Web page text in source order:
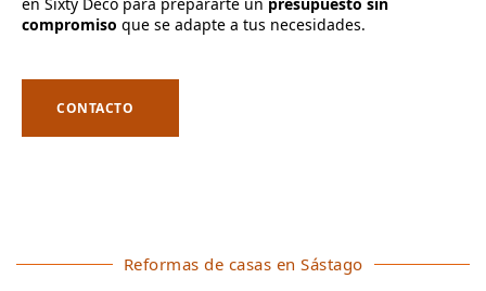
compromiso que se adapte a tus necesidades.
CONTACTO
Reformas de casas en Sástago